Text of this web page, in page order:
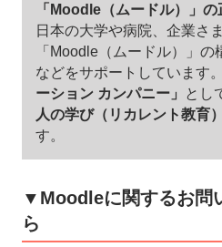
「Moodle（ムードル）」
日本の大学や病院、企業さ
「Moodle（ムードル）」
などをサポートしています。
ーション カンパニー」
とし
人の学び（リカレント教育）
す。
▼Moodleに関するお問
ら